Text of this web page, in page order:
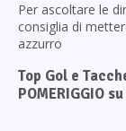
Per ascoltare le
consiglia di
azzurro
Top Gol e
POMERIGGIO